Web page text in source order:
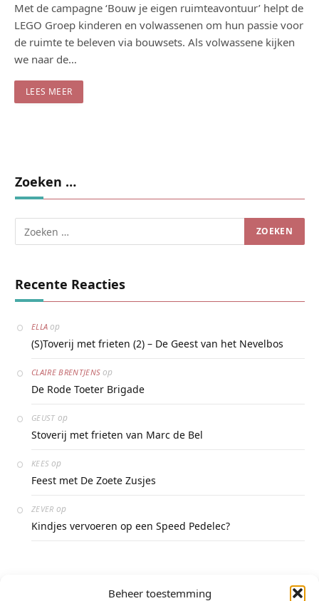
Beheer toestemming
Met de campagne ‘Bouw je eigen ruimteavontuur’ helpt de
LEGO Groep kinderen en volwassenen om hun passie voor
de ruimte te beleven via bouwsets. Als volwassene kijken
we naar de…
LEES MEER
Zoeken …
Recente Reacties
ELLA op
(S)Toverij met frieten (2) – De Geest van het Nevelbos
CLAIRE BRENTJENS op
De Rode Toeter Brigade
GEUST op
Stoverij met frieten van Marc de Bel
KEES op
Feest met De Zoete Zusjes
ZEVER op
Kindjes vervoeren op een Speed Pedelec?